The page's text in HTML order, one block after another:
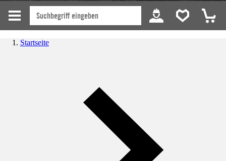
Startseite